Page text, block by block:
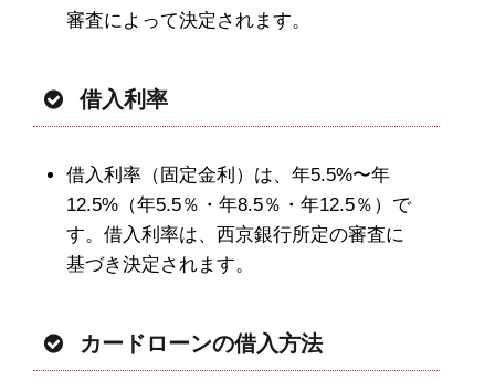
審査によって決定されます。
借入利率
借入利率（固定金利）は、年5.5%〜年
12.5%（年5.5％・年8.5％・年12.5％）で
す。借入利率は、西京銀行所定の審査に
基づき決定されます。
カードローンの借入方法